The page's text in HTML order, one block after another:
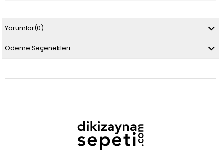
Yorumlar(0)
Ödeme Seçenekleri